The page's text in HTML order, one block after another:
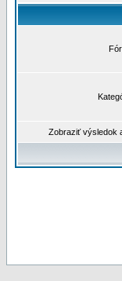
Zobraziť výsledok